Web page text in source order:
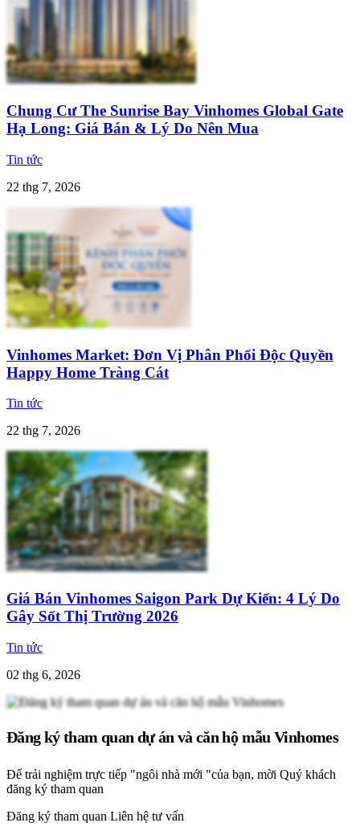
Chung Cư The Sunrise Bay Vinhomes Global Gate
Hạ Long: Giá Bán & Lý Do Nên Mua
Tin tức
22 thg 7, 2026
Vinhomes Market: Đơn Vị Phân Phối Độc Quyền
Happy Home Tràng Cát
Tin tức
22 thg 7, 2026
Giá Bán Vinhomes Saigon Park Dự Kiến: 4 Lý Do
Gây Sốt Thị Trường 2026
Tin tức
02 thg 6, 2026
Đăng ký tham quan dự án và căn hộ mẫu Vinhomes
Để trải nghiệm trực tiếp "ngôi nhà mới "của bạn, mời Quý khách
đăng ký tham quan
Đăng ký tham quan Liên hệ tư vấn